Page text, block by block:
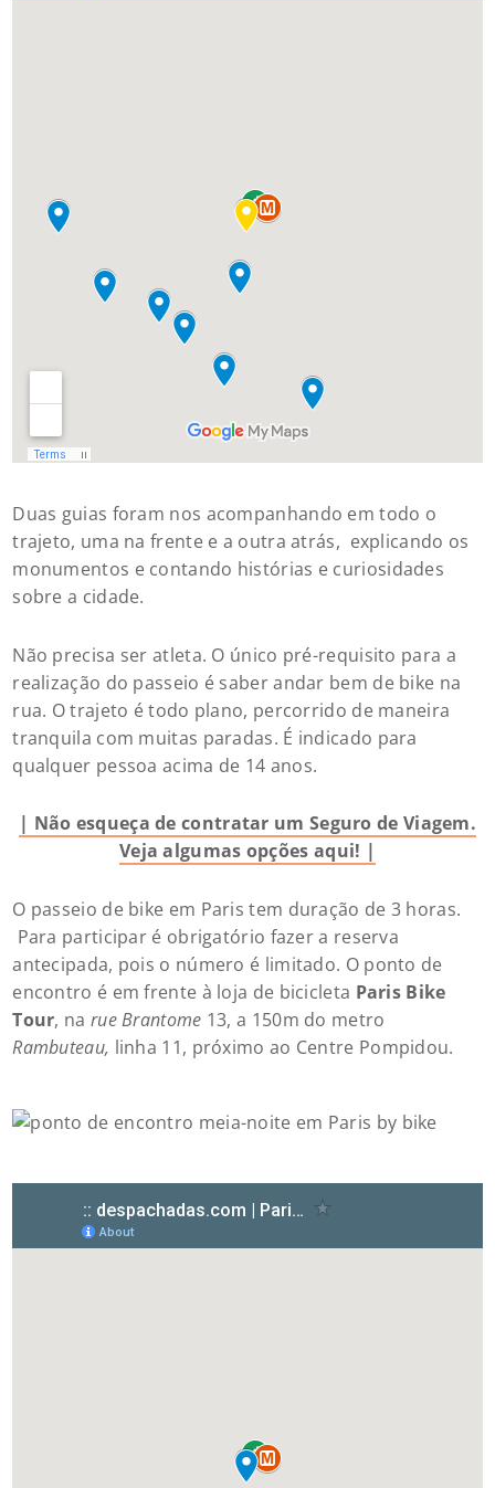
Duas guias foram nos acompanhando em todo o
trajeto, uma na frente e a outra atrás, explicando os
monumentos e contando histórias e curiosidades
sobre a cidade.
Não precisa ser atleta. O único pré-requisito para a
realização do passeio é saber andar bem de bike na
rua. O trajeto é todo plano, percorrido de maneira
tranquila com muitas paradas. É indicado para
qualquer pessoa acima de 14 anos.
| Não esqueça de contratar um Seguro de Viagem.
Veja algumas opções aqui! |
O passeio de bike em Paris tem duração de 3 horas.
Para participar é obrigatório fazer a reserva
antecipada, pois o número é limitado. O ponto de
encontro é em frente à loja de bicicleta Paris Bike
Tour, na rue Brantome 13, a 150m do metro
Rambuteau, linha 11, próximo ao Centre Pompidou.